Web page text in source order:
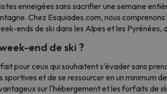
enneigées sans sacrifier une semaine
Chez Esquiades.com, nous
ends de ski dans les Alpes et les
end de ski ?
pour ceux qui souhaitent s'évader sans
sportives et de se ressourcer en un minimum
sur l'hébergement et les forfaits de